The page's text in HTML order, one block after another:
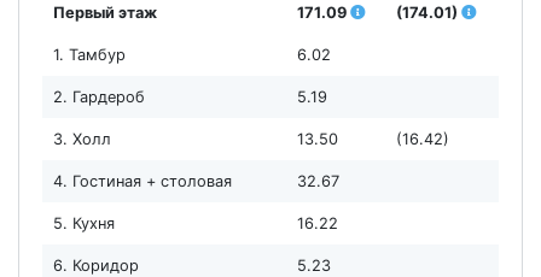
Первый этаж 171.09 (174.01)
1. Тамбур 6.02
2. Гардероб 5.19
3. Холл 13.50 (16.42)
4. Гостиная + столовая 32.67
5. Кухня 16.22
6. Коридор 5.23